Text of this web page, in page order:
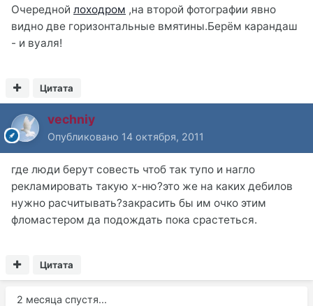
Очередной лоходром ,на второй фотографии явно
видно две горизонтальные вмятины.Берём карандаш
- и вуаля!
Цитата
vechniy
Опубликовано 14 октября, 2011
где люди берут совесть чтоб так тупо и нагло
рекламировать такую х-ню?это же на каких дебилов
нужно расчитывать?закрасить бы им очко этим
фломастером да подождать пока срастеться.
Цитата
2 месяца спустя...